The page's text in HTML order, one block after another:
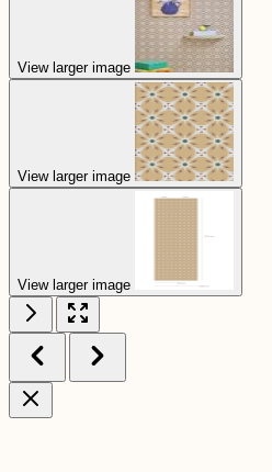
View larger image
View larger image
View larger image